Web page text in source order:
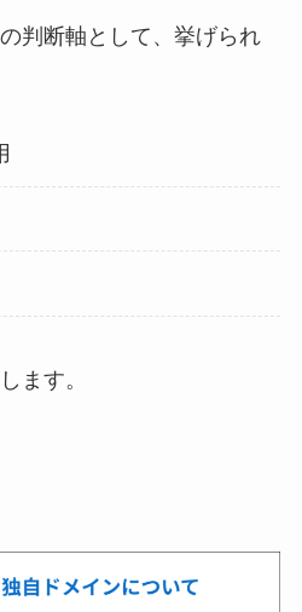
判断軸として、挙げられ
ます。